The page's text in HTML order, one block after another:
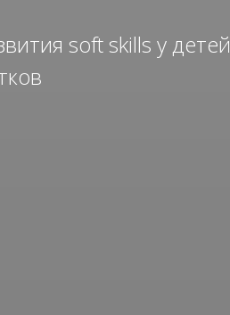
soft skills у детей